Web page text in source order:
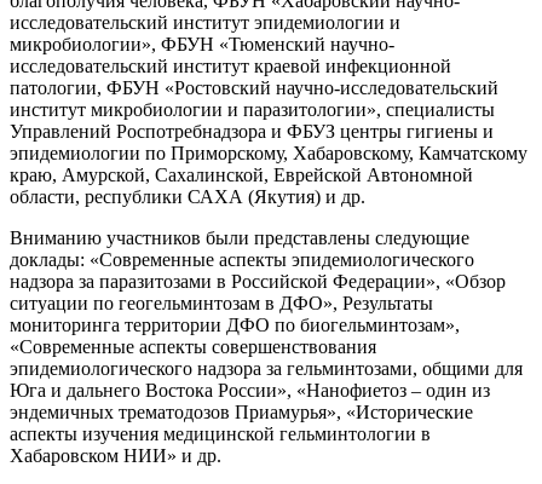
исследовательский институт эпидемиологии и
микробиологии», ФБУН «Тюменский научно-
исследовательский институт краевой инфекционной
патологии, ФБУН «Ростовский научно-исследовательский
институт микробиологии и паразитологии», специалисты
Управлений Роспотребнадзора и ФБУЗ центры гигиены и
эпидемиологии по Приморскому, Хабаровскому, Камчатскому
краю, Амурской, Сахалинской, Еврейской Автономной
области, республики САХА (Якутия) и др.
Вниманию участников были представлены следующие
доклады: «Современные аспекты эпидемиологического
надзора за паразитозами в Российской Федерации», «Обзор
ситуации по геогельминтозам в ДФО», Результаты
мониторинга территории ДФО по биогельминтозам»,
«Современные аспекты совершенствования
эпидемиологического надзора за гельминтозами, общими для
Юга и дальнего Востока России», «Нанофиетоз – один из
эндемичных трематодозов Приамурья», «Исторические
аспекты изучения медицинской гельминтологии в
Хабаровском НИИ» и др.